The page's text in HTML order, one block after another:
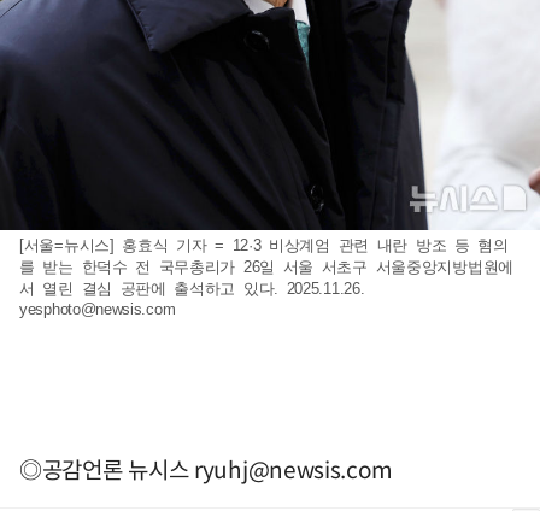
[서울=뉴시스] 홍효식 기자 = 12·3 비상계엄 관련 내란 방조 등 혐의
를 받는 한덕수 전 국무총리가 26일 서울 서초구 서울중앙지방법원에
서 열린 결심 공판에 출석하고 있다. 2025.11.26.
yesphoto@newsis.com
◎공감언론 뉴시스ryuhj@newsis.com